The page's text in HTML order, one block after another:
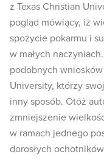
z Texas Christian
pogląd mówiący, iż
spożycie pokarmu i
w małych
podobnych
University, którzy
inny sposób. Otóż
zmniejszenie
w ramach jednego
dorosłych